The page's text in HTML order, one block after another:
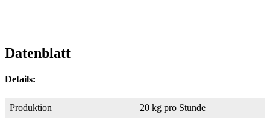
Datenblatt
Details:
Produktion
20 kg pro Stunde